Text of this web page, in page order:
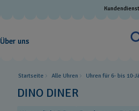
Kundendienst
Über uns
Startseite Alle Uhren Uhren für 6- bis 10-
DINO DINER